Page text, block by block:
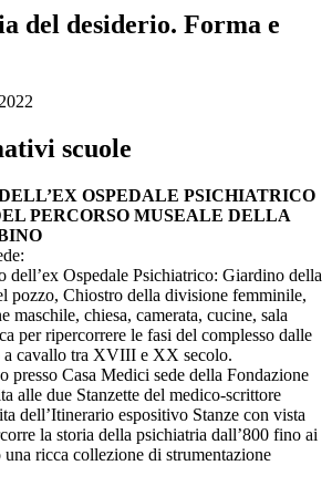
del desiderio. Forma e
scuole
OSPEDALE PSICHIATRICO
PERCORSO MUSEALE DELLA
dell’ex Ospedale Psichiatrico: Giardino della
pozzo, Chiostro della divisione femminile,
maschile, chiesa, camerata, cucine, sala
per ripercorrere le fasi del complesso dalle
cavallo tra XVIII e XX secolo.
presso Casa Medici sede della Fondazione
alle due Stanzette del medico-scrittore
dell’Itinerario espositivo Stanze con vista
la storia della psichiatria dall’800 fino ai
ricca collezione di strumentazione